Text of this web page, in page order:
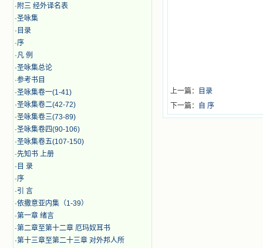
· 附三 经外译名表
·圣咏集
· 目录
·序
·凡 例
·圣咏集总论
·参考书目
·圣咏集卷一(1-41)
·圣咏集卷二(42-72)
·圣咏集卷三(73-89)
·圣咏集卷四(90-106)
·圣咏集卷五(107-150)
·先知书 上册
· 目 录
·序
·引 言
·​依撒意亚内集（1-39）
·第一章 绪言
·第二章至第十二章 厄玛奴耳书
·第十三章至第二十三章 对外邦人所
上一篇：
目录
下一篇：
自 序